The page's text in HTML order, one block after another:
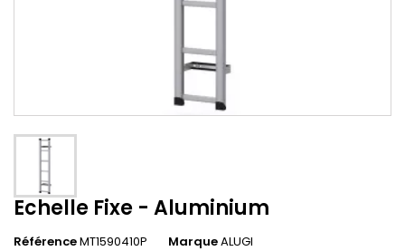
Echelle Fixe - Aluminium
RéférenceMT1590410P MarqueALUGI